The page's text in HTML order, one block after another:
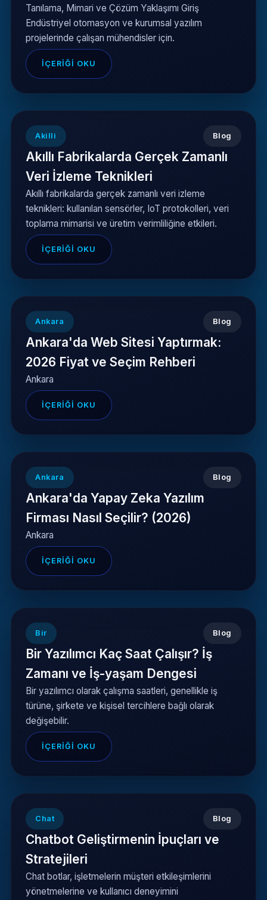
Tanılama, Mimari ve Çözüm Yaklaşımı Giriş
Endüstriyel otomasyon ve kurumsal yazılım
projelerinde çalışan mühendisler için.
İÇERIĞI OKU
Akilli Blog
Akıllı Fabrikalarda Gerçek Zamanlı
Veri İzleme Teknikleri
Akıllı fabrikalarda gerçek zamanlı veri izleme
teknikleri: kullanılan sensörler, IoT protokolleri, veri
toplama mimarisi ve üretim verimliliğine etkileri.
İÇERIĞI OKU
Ankara Blog
Ankara'da Web Sitesi Yaptırmak:
2026 Fiyat ve Seçim Rehberi
Ankara
İÇERIĞI OKU
Ankara Blog
Ankara'da Yapay Zeka Yazılım
Firması Nasıl Seçilir? (2026)
Ankara
İÇERIĞI OKU
Bir Blog
Bir Yazılımcı Kaç Saat Çalışır? İş
Zamanı ve İş-yaşam Dengesi
Bir yazılımcı olarak çalışma saatleri, genellikle iş
türüne, şirkete ve kişisel tercihlere bağlı olarak
değişebilir.
İÇERIĞI OKU
Chat Blog
Chatbot Geliştirmenin İpuçları ve
Stratejileri
Chat botlar, işletmelerin müşteri etkileşimlerini
yönetmelerine ve kullanıcı deneyimini